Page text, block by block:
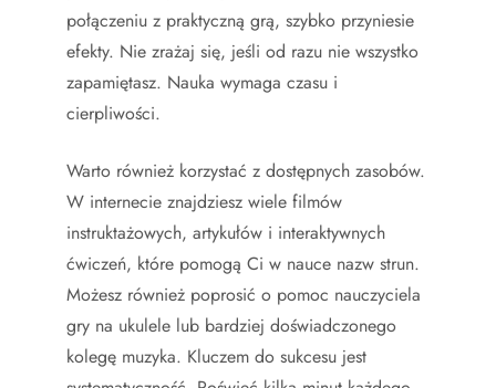
połączeniu z praktyczną grą, szybko przyniesie
efekty. Nie zrażaj się, jeśli od razu nie wszystko
zapamiętasz. Nauka wymaga czasu i
cierpliwości.
Warto również korzystać z dostępnych zasobów.
W internecie znajdziesz wiele filmów
instruktażowych, artykułów i interaktywnych
ćwiczeń, które pomogą Ci w nauce nazw strun.
Możesz również poprosić o pomoc nauczyciela
gry na ukulele lub bardziej doświadczonego
kolegę muzyka. Kluczem do sukcesu jest